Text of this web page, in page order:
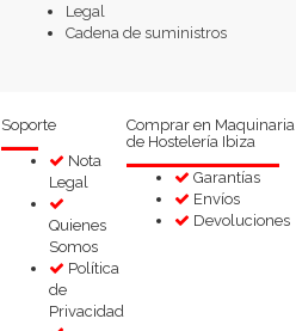
Legal
Cadena de suministros
Soporte
Nota
Legal
Quienes
Somos
Política
de
Privacidad
Comprar en Maquinaria
de Hostelería Ibiza
Garantías
Envíos
Devoluciones